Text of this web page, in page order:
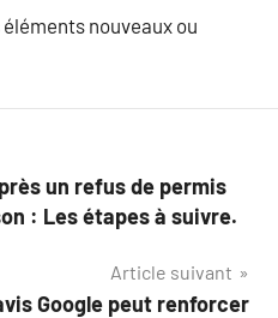
nouveaux ou
un refus de permis
: Les étapes à suivre.
Article suivant
Google peut renforcer